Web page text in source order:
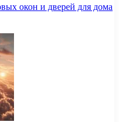
окон и дверей для дома